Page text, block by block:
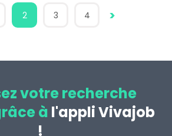
2 3 4 >
votre recherche
à l'appli Vivajob
!